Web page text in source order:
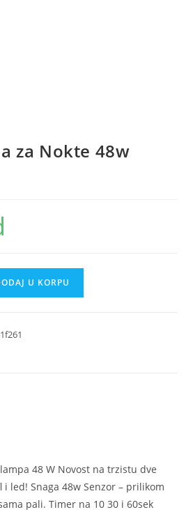
za Nokte 48w
U KORPU
48 W Novost na trzistu dve
led! Snaga 48w Senzor – prilikom
pali. Timer na 10 30 i 60sek